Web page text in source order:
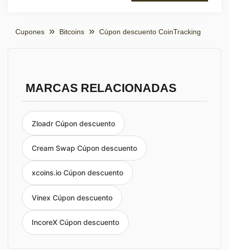
Cupones Bitcoins Cúpon descuento CoinTracking
MARCAS RELACIONADAS
Zloadr Cúpon descuento
Cream Swap Cúpon descuento
xcoins.io Cúpon descuento
Vinex Cúpon descuento
IncoreX Cúpon descuento